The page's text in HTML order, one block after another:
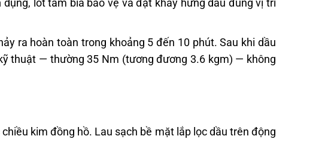
lót tấm bìa bảo vệ và đặt khay hứng dầu đúng vị trí
ra hoàn toàn trong khoảng 5 đến 10 phút. Sau khi dầu
thuật — thường 35 Nm (tương đương 3.6 kgm) — không
kim đồng hồ. Lau sạch bề mặt lắp lọc dầu trên động